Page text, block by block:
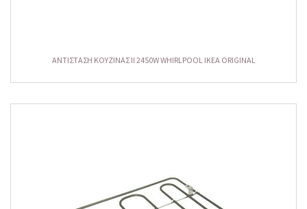
ΑΝΤΙΣΤΑΣΗ ΚΟΥΖΙΝΑΣ ΙΙ 2450W WHIRLPOOL IKEA ORIGINAL